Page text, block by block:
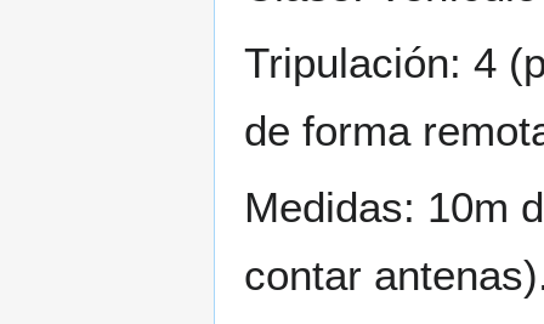
Tripulación: 4
de forma
Medidas: 10m
contar